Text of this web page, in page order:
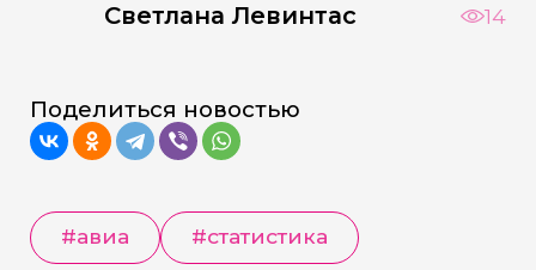
Светлана Левинтас 14
Поделиться новостью
#авиа #статистика